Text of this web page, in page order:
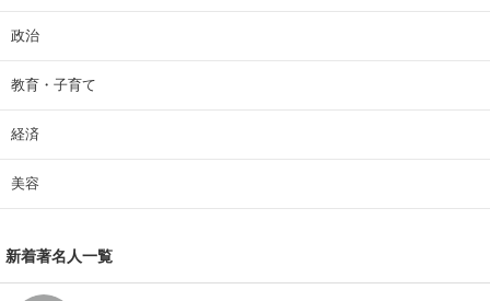
政治
教育・子育て
経済
美容
新着著名人一覧